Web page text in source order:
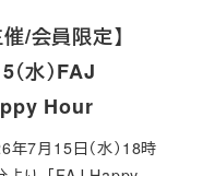
催/会員限定】
（水）FAJ
Hour
年7月15日（水）18時